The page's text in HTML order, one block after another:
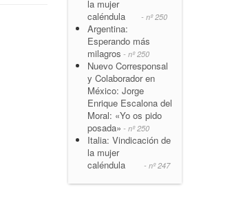
la mujer
caléndula
- nº 250
Argentina:
Esperando más
milagros - nº 250
Nuevo Corresponsal
y Colaborador en
México: Jorge
Enrique Escalona del
Moral: «Yo os pido
posada» - nº 250
Italia: Vindicación de
la mujer
caléndula
- nº 247